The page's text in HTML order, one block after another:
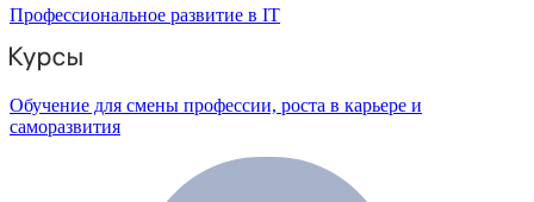
Профессиональное развитие в IT
Обучение для смены профессии, роста в карьере и
саморазвития